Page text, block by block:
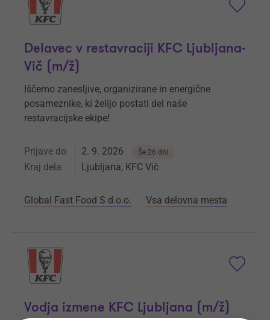
Delavec v restavraciji KFC Ljubljana-
Vič (m/ž)
Iščemo zanesljive, organizirane in energične
posameznike, ki želijo postati del naše
restavracijske ekipe!
Prijave do 2. 9. 2026 Še 26 dni
Kraj dela Ljubljana, KFC Vič
Global Fast Food S d.o.o. Vsa delovna mesta
Vodja izmene KFC Ljubljana (m/ž)